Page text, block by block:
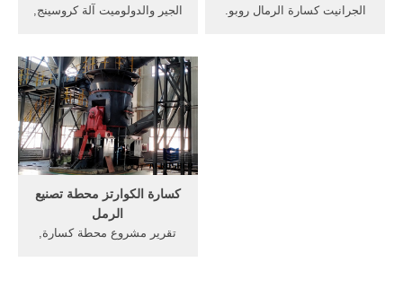
الجير والدولوميت آلة كروسينج,
حجر في قوات الدفاع الشعبي
الهند مسحوق ما آلة طحن مع
الجير مناجم الفحم كيفية إعداد
آلة طحن السحق مصنعينحجر
محطم الصانع مصنع في الهند
مع مشروع .
الجرانيت كسارة الرمال روبو.
كسارة الكوارتز محطة تصنيع
الرمل
تقرير مشروع محطة كسارة,